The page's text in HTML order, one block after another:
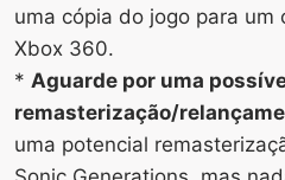
uma cópia do jogo para um
Xbox 360.
* Aguarde por uma
remasterização/
uma potencial